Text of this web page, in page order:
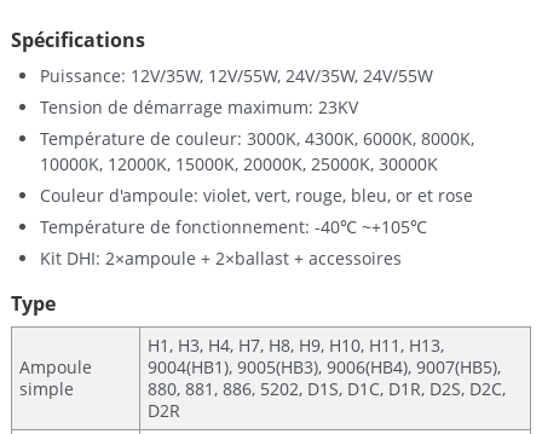
Spécifications
Puissance: 12V/35W, 12V/55W, 24V/35W, 24V/55W
Tension de démarrage maximum: 23KV
Température de couleur: 3000K, 4300K, 6000K, 8000K,
10000K, 12000K, 15000K, 20000K, 25000K, 30000K
Couleur d'ampoule: violet, vert, rouge, bleu, or et rose
Température de fonctionnement: -40℃ ~+105℃
Kit DHI: 2×ampoule + 2×ballast + accessoires
Type
Ampoule
simple
H1, H3, H4, H7, H8, H9, H10, H11, H13,
9004(HB1), 9005(HB3), 9006(HB4), 9007(HB5),
880, 881, 886, 5202, D1S, D1C, D1R, D2S, D2C,
D2R